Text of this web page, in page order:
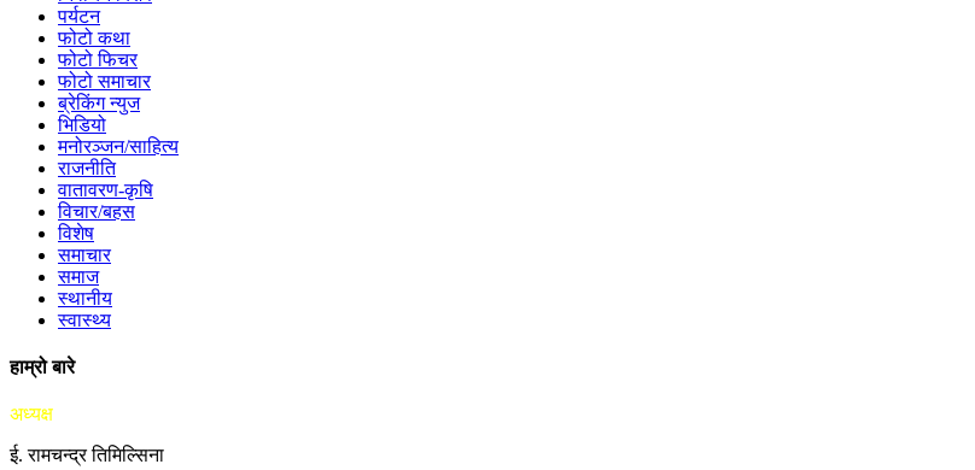
पर्यटन
फोटो कथा
फोटो फिचर
फोटो समाचार
ब्रेकिंग न्युज
भिडियो
मनोरञ्जन/साहित्य
राजनीति
वातावरण-कृषि
विचार/बहस
विशेष
समाचार
समाज
स्थानीय
स्वास्थ्य
हाम्रो बारे
अध्यक्ष
ई. रामचन्द्र तिमिल्सिना